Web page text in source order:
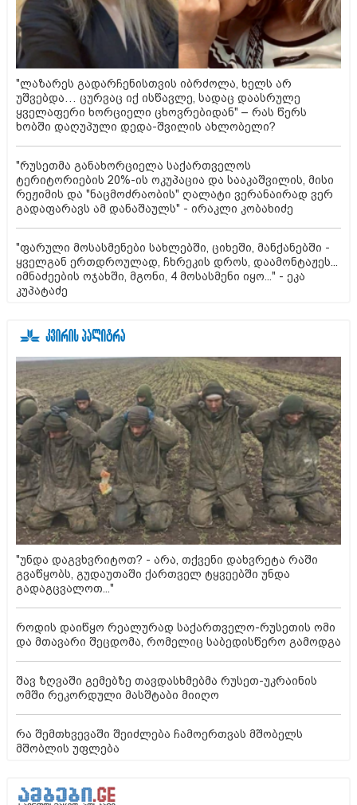
"ლაზარეს გადარჩენისთვის იბრძოლა, ხელს არ
უშვებდა… ცურვაც იქ ისწავლე, სადაც დაასრულე
ყველაფერი ხორციელი ცხოვრებიდან" – რას წერს
ხობში დაღუპული დედა-შვილის ახლობელი?
"რუსეთმა განახორციელა საქართველოს
ტერიტორიების 20%-ის ოკუპაცია და სააკაშვილის, მისი
რეჟიმის და "ნაცმოძრაობის" ღალატი ვერანაირად ვერ
გადაფარავს ამ დანაშაულს" - ირაკლი კობახიძე
"ფარული მოსასმენები სახლებში, ციხეში, მანქანებში -
ყველგან ერთდროულად, ჩხრეკის დროს, დაამონტაჟეს...
იმნაძეების ოჯახში, მგონი, 4 მოსასმენი იყო..." - ეკა
კუპატაძე
"უნდა დაგვხვრიტოთ? - არა, თქვენი დახვრეტა რაში
გვაწყობს, გუდაუთაში ქართველ ტყვეებში უნდა
გადაგცვალოთ..."
როდის დაიწყო რეალურად საქართველო-რუსეთის ომი
და მთავარი შეცდომა, რომელიც საბედისწერო გამოდგა
შავ ზღვაში გემებზე თავდასხმებმა რუსეთ-უკრაინის
ომში რეკორდული მასშტაბი მიიღო
რა შემთხვევაში შეიძლება ჩამოერთვას მშობელს
მშობლის უფლება